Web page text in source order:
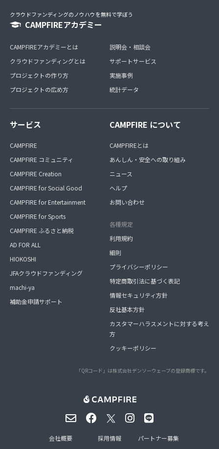
クラウドファンディングのノウハウを無料で学ぼう
CAMPFIREアカデミー
CAMPFIREアカデミーとは
クラウドファンディングとは
プロジェクトの作り方
プロジェクトの広め方
説明会・相談会
サポートサービス
実施事例
統計データ
サービス
CAMPFIRE
CAMPFIRE コミュニティ
CAMPFIRE Creation
CAMPFIRE for Social Good
CAMPFIRE for Entertainment
CAMPFIRE for Sports
CAMPFIRE ふるさと納税
AD FOR ALL
HIOKOSHI
JFAクラウドファンディング
machi-ya
補助金申請サポート
CAMPFIRE について
CAMPFIREとは
あんしん・安全への取り組み
ニュース
ヘルプ
お問い合わせ
各種規定
利用規約
細則
プライバシーポリシー
特定商取引法に基づく表記
情報セキュリティ方針
反社基本方針
カスタマーハラスメントに対する考え
方
クッキーポリシー
「QRコード」は株式会社デンソーウェーブの登録商標です。
会社概要 採用情報 パートナー募集